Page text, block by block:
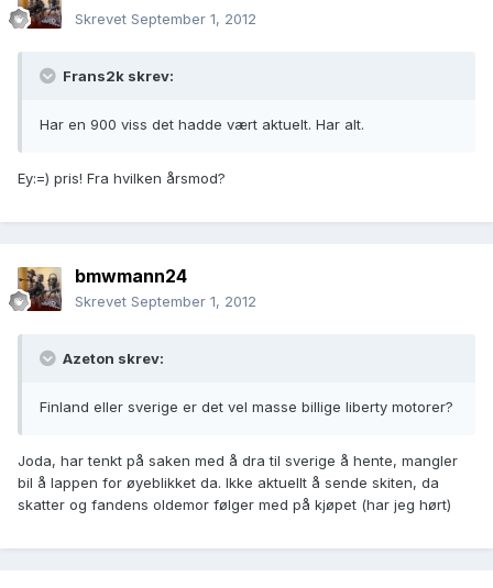
Skrevet September 1, 2012
Frans2k skrev:
Har en 900 viss det hadde vært aktuelt. Har alt.
Ey:=) pris! Fra hvilken årsmod?
bmwmann24
Skrevet September 1, 2012
Azeton skrev:
Finland eller sverige er det vel masse billige liberty motorer?
Joda, har tenkt på saken med å dra til sverige å hente, mangler
bil å lappen for øyeblikket da. Ikke aktuellt å sende skiten, da
skatter og fandens oldemor følger med på kjøpet (har jeg hørt)